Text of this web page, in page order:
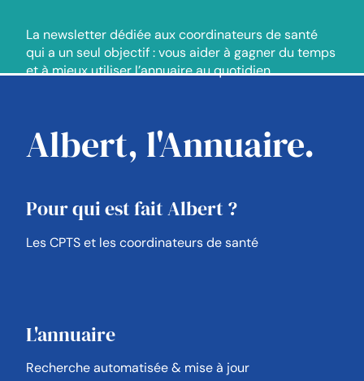
La newsletter dédiée aux coordinateurs de santé
qui a un seul objectif : vous aider à gagner du temps
et à mieux utiliser l’annuaire au quotidien.
Albert, l'Annuaire.
Pour qui est fait Albert ?
Les CPTS et les coordinateurs de santé
L'annuaire
Recherche automatisée & mise à jour